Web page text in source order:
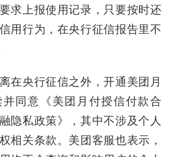
求上报使用记录，只要按时还
用行为，在央行征信报告里不
在央行征信之外，开通美团月
同意《美团月付授信付款合
隐私政策》，其中不涉及个人
相关条款。 美团客服也表示，